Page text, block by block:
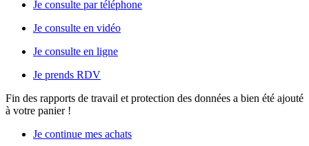
Je consulte par téléphone
Je consulte en vidéo
Je consulte en ligne
Je prends RDV
Fin des rapports de travail et protection des données a bien été ajouté
à votre panier !
Je continue mes achats